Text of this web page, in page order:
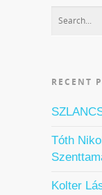
RECENT
Tóth
Kolter